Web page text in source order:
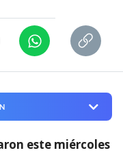
este miércoles